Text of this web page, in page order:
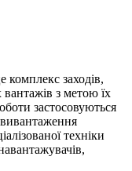
комплекс заходів,
вантажів з метою їх
застосовуються
техніки